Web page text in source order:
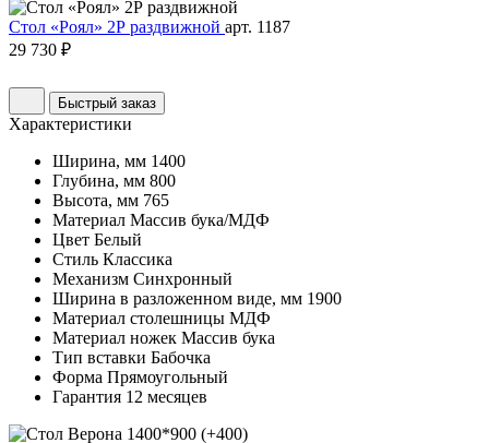
Стол «Роял» 2Р раздвижной арт. 1187
29 730 ₽
Быстрый заказ
Характеристики
Ширина, мм 1400
Глубина, мм 800
Высота, мм 765
Материал Массив бука/МДФ
Цвет Белый
Стиль Классика
Механизм Синхронный
Ширина в разложенном виде, мм 1900
Материал столешницы МДФ
Материал ножек Массив бука
Тип вставки Бабочка
Форма Прямоугольный
Гарантия 12 месяцев